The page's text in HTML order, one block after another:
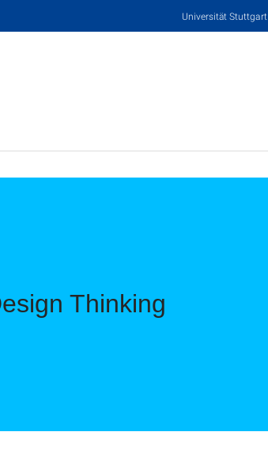
Universität Stuttgart
Thinking